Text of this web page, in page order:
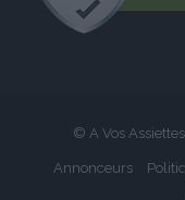
© A Vos
Annonceurs